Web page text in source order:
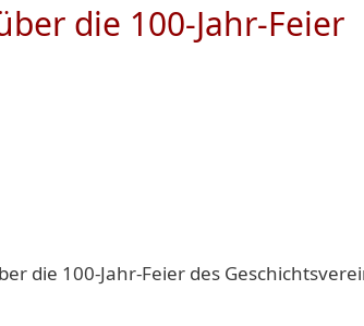
die 100-Jahr-Feier
die 100-Jahr-Feier des